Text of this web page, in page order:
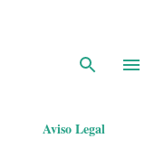
Aviso Legal